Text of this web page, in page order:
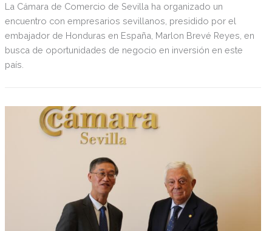
La Cámara de Comercio de Sevilla ha organizado un
encuentro con empresarios sevillanos, presidido por el
embajador de Honduras en España, Marlon Brevé Reyes, en
busca de oportunidades de negocio en inversión en este
país.